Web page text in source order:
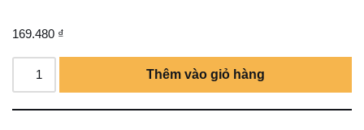
169.480 ₫
Thêm vào giỏ hàng